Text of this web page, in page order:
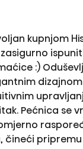
kupnjom
:)
Pećnica se
čineći